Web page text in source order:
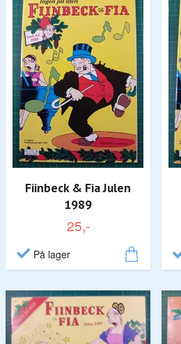
Fiinbeck & Fia Julen
1989
25,-
På lager